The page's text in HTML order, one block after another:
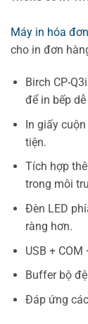
Máy in hóa đơn
cho in đơn
Birch CP-
để in bếp
In giấy
tiện.
Tích hợp
trong môi
Đèn LED
ràng hơn.
USB +
Buffer bộ
Đáp ứng